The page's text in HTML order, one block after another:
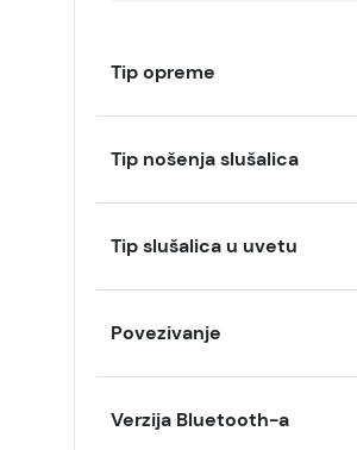
Tip opreme
Tip nošenja slušalica
Tip slušalica u uvetu
Povezivanje
Verzija Bluetooth-a